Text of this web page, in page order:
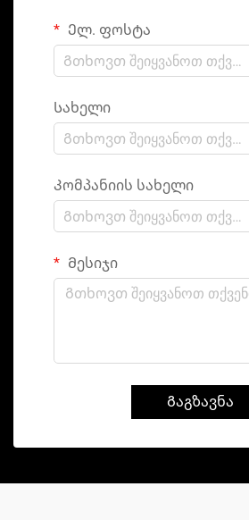
Ელ. ფოსტა
Სახელი
Კომპანიის სახელი
Მესიჯი
Გაგზავნა